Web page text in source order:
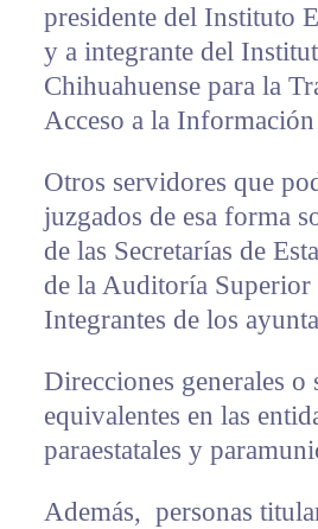
presidente del Instituto
y a integrante del
Chihuahuense para la
Acceso a la
Otros servidores que
juzgados de esa forma
de las Secretarías de
de la Auditoría Superior
Integrantes de los
Direcciones generales o
equivalentes en las
paraestatales y
Además, personas